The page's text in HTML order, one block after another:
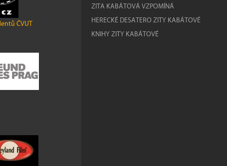
ČVUT
ZITA KABÁTOVÁ VZPOMÍNÁ
HERECKÉ DESATERO ZITY KABÁTOVÉ
KNIHY ZITY KABÁTOVÉ